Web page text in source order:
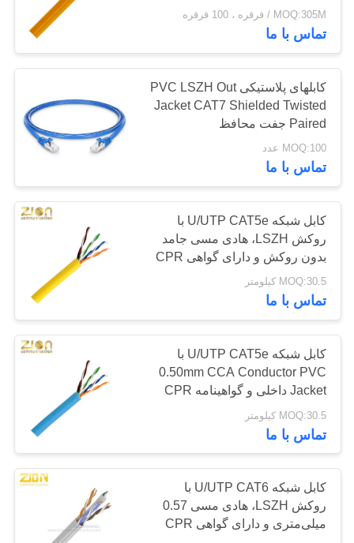
کابل کواکسیال CATV
فرستنده و گیرنده
فیبر نوری
30
کابینت و قفسه
105
7112436
MOQ:305M / قرقره ، 100 قرقره
تماس با ما
کابلهای پلاستیکی PVC LSZH Out
Jacket CAT7 Shielded Twisted
Paired جفت محافظ
MOQ:100 عدد
تماس با ما
کابل شبکه U/UTP CAT5e با
روکش LSZH، هادی مسی جامد
بدون روکش و دارای گواهی CPR
برای استفاده داخلی
MOQ:30.5 کیلومتر
تماس با ما
کابل شبکه U/UTP CAT5e با
0.50mm CCA Conductor PVC
Jacket داخلی و گواهینامه CPR
MOQ:30.5 کیلومتر
تماس با ما
کابل شبکه U/UTP CAT6 با
روکش LSZH، هادی مسی 0.57
میلی‌متری و دارای گواهی CPR